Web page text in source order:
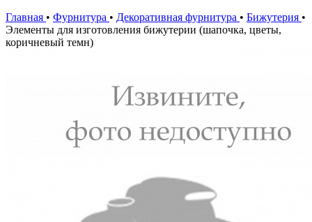
Главная • Фурнитура • Декоративная фурнитура • Бижутерия •
Элементы для изготовления бижутерии (шапочка, цветы,
коричневый темн)